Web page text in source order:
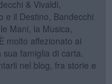
& Vivaldi,
e il Destino, Bandecchi
Mani, la Musica,
molto affezionato ai
famiglia di carta.
nel blog, fra storie e